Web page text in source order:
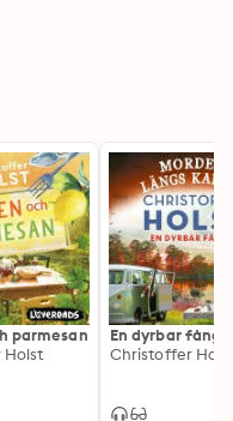
parmesan
En dyrbar
Christoffer